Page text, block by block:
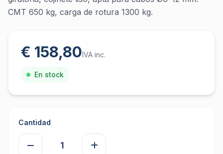
CMT 650 kg, carga de rotura 1300 kg.
€ 158,80IVA inc.
En stock
Cantidad